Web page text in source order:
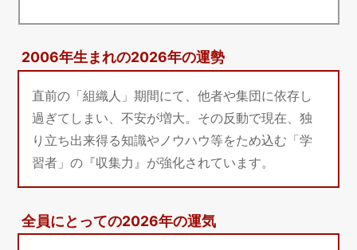
2006年生まれの2026年の運勢
直前の「組織人」期間にて、他者や集団に依存し
過ぎてしまい、不安が増大。その反動で現在、独
り立ち出来得る知識やノウハウ等をため込む「学
習者」の『収集力』が強化されています。
全員にとっての2026年の運気